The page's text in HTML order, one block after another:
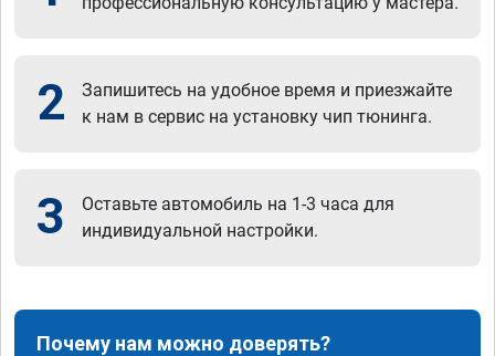
2
Запишитесь на удобное время и приезжайте
к нам в сервис на установку чип тюнинга.
3
Оставьте автомобиль на 1-3 часа для
индивидуальной настройки.
Почему нам можно доверять?